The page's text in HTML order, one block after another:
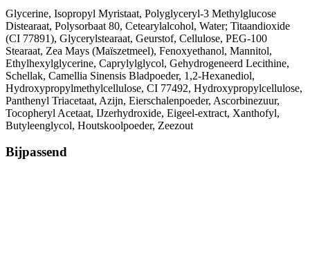
Glycerine, Isopropyl Myristaat, Polyglyceryl-3 Methylglucose
Distearaat, Polysorbaat 80, Cetearylalcohol, Water; Titaandioxide
(CI 77891), Glycerylstearaat, Geurstof, Cellulose, PEG-100
Stearaat, Zea Mays (Maïszetmeel), Fenoxyethanol, Mannitol,
Ethylhexylglycerine, Caprylylglycol, Gehydrogeneerd Lecithine,
Schellak, Camellia Sinensis Bladpoeder, 1,2-Hexanediol,
Hydroxypropylmethylcellulose, CI 77492, Hydroxypropylcellulose,
Panthenyl Triacetaat, Azijn, Eierschalenpoeder, Ascorbinezuur,
Tocopheryl Acetaat, IJzerhydroxide, Eigeel-extract, Xanthofyl,
Butyleenglycol, Houtskoolpoeder, Zeezout
Bijpassend